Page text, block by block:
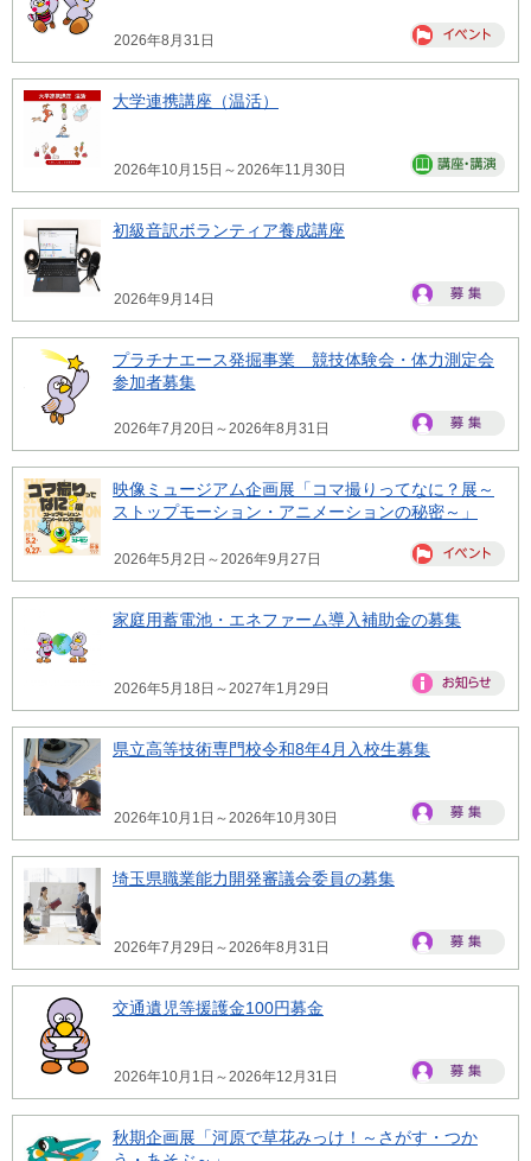
2026年8月31日
大学連携講座（温活）
2026年10月15日～2026年11月30日
初級音訳ボランティア養成講座
2026年9月14日
プラチナエース発掘事業 競技体験会・体力測定会
参加者募集
2026年7月20日～2026年8月31日
映像ミュージアム企画展「コマ撮りってなに？展～
ストップモーション・アニメーションの秘密～」
2026年5月2日～2026年9月27日
家庭用蓄電池・エネファーム導入補助金の募集
2026年5月18日～2027年1月29日
県立高等技術専門校令和8年4月入校生募集
2026年10月1日～2026年10月30日
埼玉県職業能力開発審議会委員の募集
2026年7月29日～2026年8月31日
交通遺児等援護金100円募金
2026年10月1日～2026年12月31日
秋期企画展「河原で草花みっけ！～さがす・つか